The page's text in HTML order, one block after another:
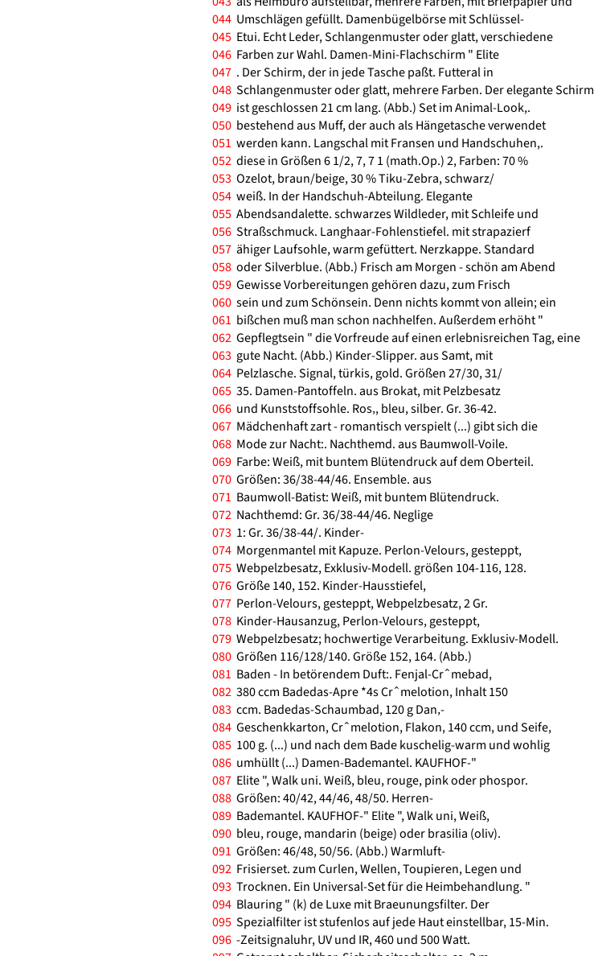
044 Umschlägen gefüllt. Damenbügelbörse mit Schlüssel-
045 Etui. Echt Leder, Schlangenmuster oder glatt, verschiedene
046 Farben zur Wahl. Damen-Mini-Flachschirm " Elite
047 . Der Schirm, der in jede Tasche paßt. Futteral in
048 Schlangenmuster oder glatt, mehrere Farben. Der elegante Schirm
049 ist geschlossen 21 cm lang. (Abb.) Set im Animal-Look,.
050 bestehend aus Muff, der auch als Hängetasche verwendet
051 werden kann. Langschal mit Fransen und Handschuhen,.
052 diese in Größen 6 1/2, 7, 7 1 (math.Op.) 2, Farben: 70 %
053 Ozelot, braun/beige, 30 % Tiku-Zebra, schwarz/
054 weiß. In der Handschuh-Abteilung. Elegante
055 Abendsandalette. schwarzes Wildleder, mit Schleife und
056 Straßschmuck. Langhaar-Fohlenstiefel. mit strapazierf
057 ähiger Laufsohle, warm gefüttert. Nerzkappe. Standard
058 oder Silverblue. (Abb.) Frisch am Morgen - schön am Abend
059 Gewisse Vorbereitungen gehören dazu, zum Frisch
060 sein und zum Schönsein. Denn nichts kommt von allein; ein
061 bißchen muß man schon nachhelfen. Außerdem erhöht "
062 Gepflegtsein " die Vorfreude auf einen erlebnisreichen Tag, eine
063 gute Nacht. (Abb.) Kinder-Slipper. aus Samt, mit
064 Pelzlasche. Signal, türkis, gold. Größen 27/30, 31/
065 35. Damen-Pantoffeln. aus Brokat, mit Pelzbesatz
066 und Kunststoffsohle. Ros‚, bleu, silber. Gr. 36-42.
067 Mädchenhaft zart - romantisch verspielt (...) gibt sich die
068 Mode zur Nacht:. Nachthemd. aus Baumwoll-Voile.
069 Farbe: Weiß, mit buntem Blütendruck auf dem Oberteil.
070 Größen: 36/38-44/46. Ensemble. aus
071 Baumwoll-Batist: Weiß, mit buntem Blütendruck.
072 Nachthemd: Gr. 36/38-44/46. Neglige
073 1: Gr. 36/38-44/. Kinder-
074 Morgenmantel mit Kapuze. Perlon-Velours, gesteppt,
075 Webpelzbesatz, Exklusiv-Modell. größen 104-116, 128.
076 Größe 140, 152. Kinder-Hausstiefel,
077 Perlon-Velours, gesteppt, Webpelzbesatz, 2 Gr.
078 Kinder-Hausanzug, Perlon-Velours, gesteppt,
079 Webpelzbesatz; hochwertige Verarbeitung. Exklusiv-Modell.
080 Größen 116/128/140. Größe 152, 164. (Abb.)
081 Baden - In betörendem Duft:. Fenjal-Crˆmebad,
082 380 ccm Badedas-Apre *4s Crˆmelotion, Inhalt 150
083 ccm. Badedas-Schaumbad, 120 g Dan‚-
084 Geschenkkarton, Crˆmelotion, Flakon, 140 ccm, und Seife,
085 100 g. (...) und nach dem Bade kuschelig-warm und wohlig
086 umhüllt (...) Damen-Bademantel. KAUFHOF-"
087 Elite ", Walk uni. Weiß, bleu, rouge, pink oder phospor.
088 Größen: 40/42, 44/46, 48/50. Herren-
089 Bademantel. KAUFHOF-" Elite ", Walk uni, Weiß,
090 bleu, rouge, mandarin (beige) oder brasilia (oliv).
091 Größen: 46/48, 50/56. (Abb.) Warmluft-
092 Frisierset. zum Curlen, Wellen, Toupieren, Legen und
093 Trocknen. Ein Universal-Set für die Heimbehandlung. "
094 Blauring " (k) de Luxe mit Braeunungsfilter. Der
095 Spezialfilter ist stufenlos auf jede Haut einstellbar, 15-Min.
096 -Zeitsignaluhr, UV und IR, 460 und 500 Watt.